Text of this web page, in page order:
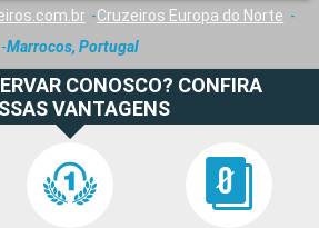
Cruzeiros Europa do Norte
Marrocos, Portugal
CONOSCO? CONFIRA
VANTAGENS